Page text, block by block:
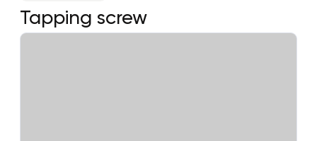
Tapping screw